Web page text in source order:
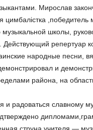
Мирослав
цимбалістка
музыкальной школы,
Действующий репертуар
народные песни,
и
района, на
и радоваться славному